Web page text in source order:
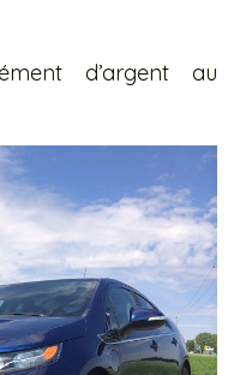
d’argent au